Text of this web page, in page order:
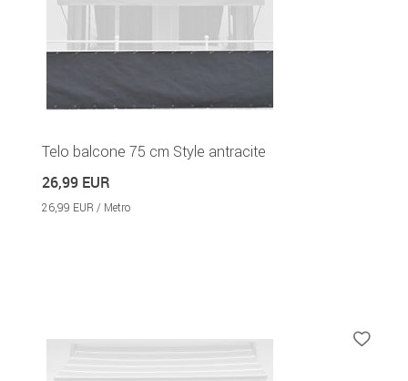
Telo balcone 75 cm Style antracite
26,99 EUR
26,99 EUR / Metro